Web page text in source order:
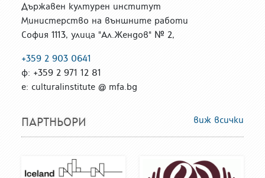
Държавен културен институт
Министерство на външните работи
София 1113, улица "Ал.Жендов" № 2,
+359 2 903 0641
ф: +359 2 971 12 81
е: culturalinstitute @ mfa.bg
ПАРТНЬОРИ виж всички